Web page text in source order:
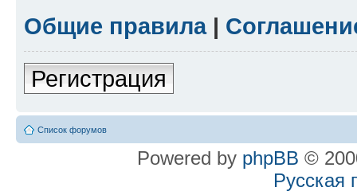
Общие правила|
Регистрация
Список форумов
Powered by phpBB ©
Русская